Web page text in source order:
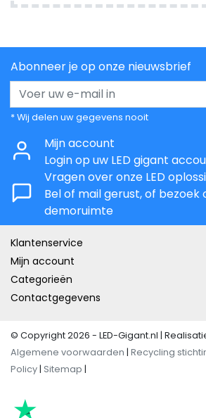
Abonneer je op onze nieuwsbrief
* Wij delen uw gegevens nooit
Mijn account
Login op uw LED gigant
Vragen over onze LED
Bel of mail gerust, of bezoek
demoruimte
Klantenservice
Mijn account
Categorieën
Contactgegevens
© Copyright 2026 - LED-Gigant.nl |
Algemene voorwaarden Recycling
Policy Sitemap